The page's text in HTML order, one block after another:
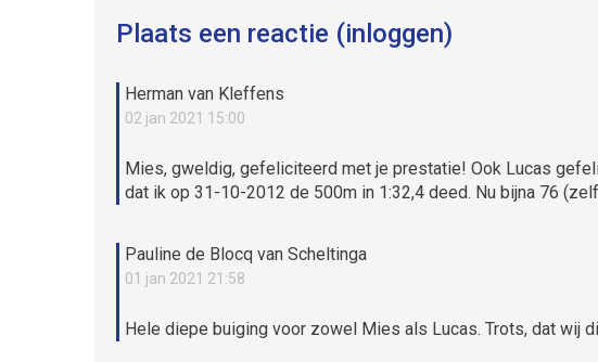
Plaats een reactie (inloggen)
Herman van Kleffens
02 jan 2021 15:00
Mies, gweldig, gefeliciteerd met je prestatie! Ook Lucas
dat ik op 31-10-2012 de 500m in 1:32,4 deed. Nu bijna 76
Pauline de Blocq van Scheltinga
01 jan 2021 21:58
Hele diepe buiging voor zowel Mies als Lucas. Trots, dat wij